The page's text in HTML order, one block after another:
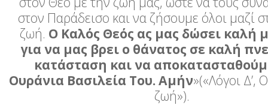
στον Παράδεισο και να ζήσουμε όλοι μαζί
ζωή. Ο Καλός Θεός ας μας δώσει καλή
για να μας βρει ο θάνατος σε καλή
κατάσταση και να
Ουράνια Βασιλεία Του. Αμήν»(«Λόγοι Δ’,
ζωή»).